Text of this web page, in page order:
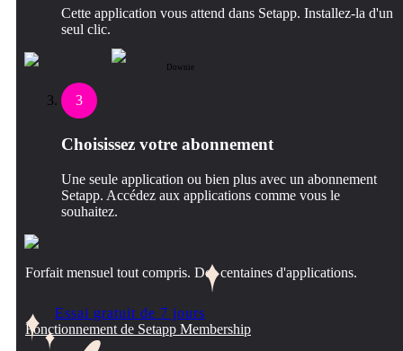
Cette application vous attend dans Setapp. Installez-la d'un
seul clic.
Downie
3
Choisissez votre abonnement
Une seule application ou bien plus avec un abonnement
Setapp. Accédez aux applications comme vous le
souhaitez.
Forfait mensuel tout compris. Des centaines d'applications.
Essai gratuit de 7 jours
Fonctionnement de Setapp Membership